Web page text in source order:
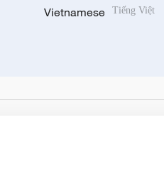
Vietnamese Tiếng Việt